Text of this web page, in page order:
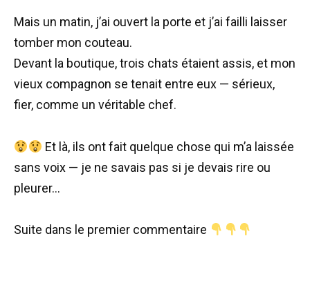
Mais un matin, j’ai ouvert la porte et j’ai failli laisser
tomber mon couteau.
Devant la boutique, trois chats étaient assis, et mon
vieux compagnon se tenait entre eux — sérieux,
fier, comme un véritable chef.
Et là, ils ont fait quelque chose qui m’a laissée
sans voix — je ne savais pas si je devais rire ou
pleurer…
Suite dans le premier commentaire